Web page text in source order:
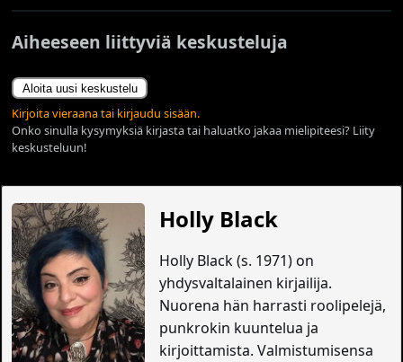
Aiheeseen liittyviä keskusteluja
Aloita uusi keskustelu
Kirjoita vieraana tai kirjaudu sisään.
Onko sinulla kysymyksiä kirjasta tai haluatko jakaa mielipiteesi? Liity
keskusteluun!
Holly Black
Holly Black (s. 1971) on
yhdysvaltalainen kirjailija.
Nuorena hän harrasti roolipelejä,
punkrokin kuuntelua ja
kirjoittamista. Valmistumisensa